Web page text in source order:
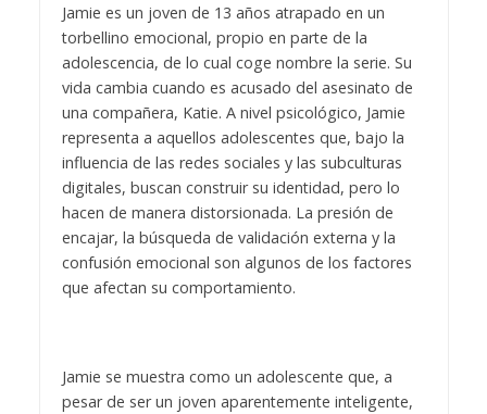
Jamie es un joven de 13 años atrapado en un
torbellino emocional, propio en parte de la
adolescencia, de lo cual coge nombre la serie. Su
vida cambia cuando es acusado del asesinato de
una compañera, Katie. A nivel psicológico, Jamie
representa a aquellos adolescentes que, bajo la
influencia de las redes sociales y las subculturas
digitales, buscan construir su identidad, pero lo
hacen de manera distorsionada. La presión de
encajar, la búsqueda de validación externa y la
confusión emocional son algunos de los factores
que afectan su comportamiento.
Jamie se muestra como un adolescente que, a
pesar de ser un joven aparentemente inteligente,